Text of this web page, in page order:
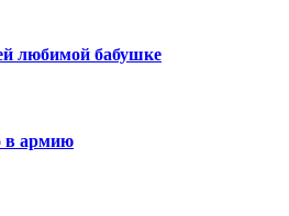
любимой бабушке
в армию